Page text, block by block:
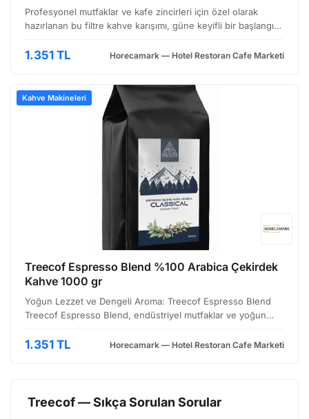
Profesyonel mutfaklar ve kafe zincirleri için özel olarak
hazırlanan bu filtre kahve karışımı, güne keyifli bir başlangıç
sunuyor. Treecof'un özenle seçilmiş Ara…
1.351 TL Horecamark — Hotel Restoran Cafe Marketi
Kahve Makineleri
Treecof Espresso Blend %100 Arabica Çekirdek
Kahve 1000 gr
Yoğun Lezzet ve Dengeli Aroma: Treecof Espresso Blend
Treecof Espresso Blend, endüstriyel mutfaklar ve yoğun
%100 Arabica çekirdeklerden oluşan bir kahve karı…
1.351 TL Horecamark — Hotel Restoran Cafe Marketi
Treecof — Sıkça Sorulan Sorular